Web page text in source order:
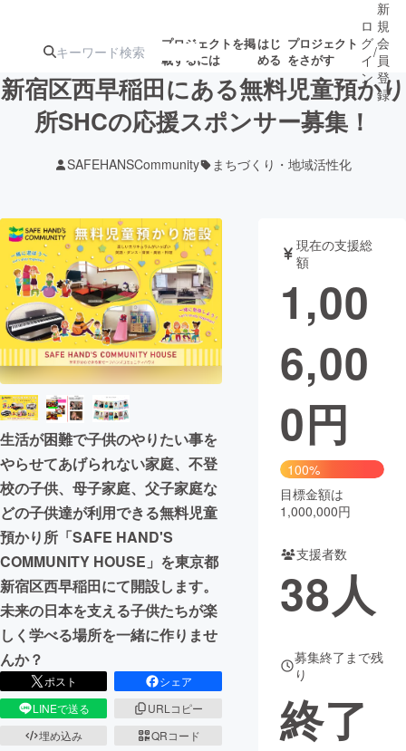
プロジェクトを掲
載するには
はじ
める
プロジェクト
をさがす
ターン
ジェクト
募集終了が近いプ
ロジェクト
もうすぐ公開
されます
アート・写真 音楽
テクノロジー・ガジェット ゲーム・サ
映像・映画
まちづくり・地域活性化
CAMPFIRE for Social Good
CAMPFIRE Creation
CAMPFIREふるさと納税machi-ya コミュニティ
ロ
グ
イ
ン
/
新
規
会
員
登
録
新宿区西早稲田にある無料児童預かり
所SHCの応援スポンサー募集！
SAFEHANSCommunity まちづくり・地域活性化
生活が困難で子供のやりたい事を
やらせてあげられない家庭、不登
校の子供、母子家庭、父子家庭な
どの子供達が利用できる無料児童
預かり所「SAFE HAND'S
COMMUNITY HOUSE」を東京都
新宿区西早稲田にて開設します。
未来の日本を支える子供たちが楽
しく学べる場所を一緒に作りませ
んか？
ポスト
シェア
LINEで送る
URLコピー
埋め込み
QRコード
現在の支援総
額
1,00
6,00
0円
100%
目標金額は
1,000,000円
支援者数
38人
募集終了まで残
り
終了